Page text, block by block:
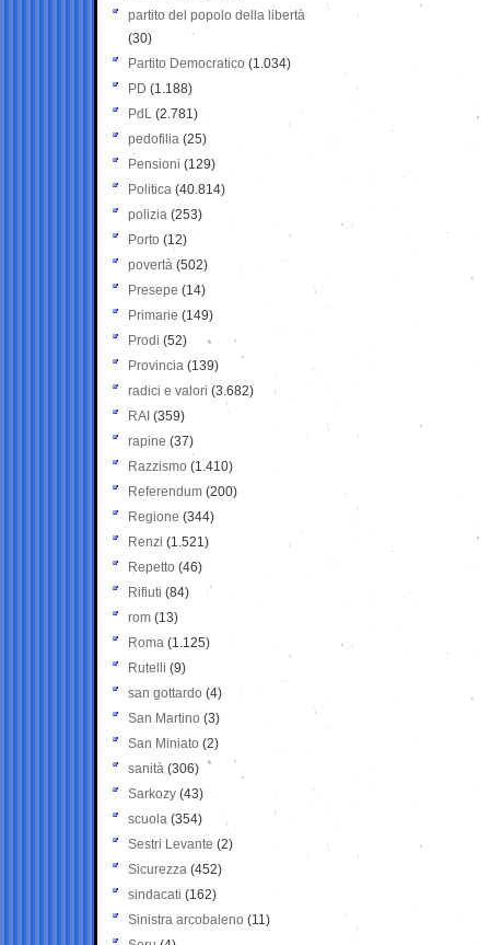
partito del popolo della libertà
(30)
Partito Democratico (1.034)
PD (1.188)
PdL (2.781)
pedofilia (25)
Pensioni (129)
Politica (40.814)
polizia (253)
Porto (12)
povertà (502)
Presepe (14)
Primarie (149)
Prodi (52)
Provincia (139)
radici e valori (3.682)
RAI (359)
rapine (37)
Razzismo (1.410)
Referendum (200)
Regione (344)
Renzi (1.521)
Repetto (46)
Rifiuti (84)
rom (13)
Roma (1.125)
Rutelli (9)
san gottardo (4)
San Martino (3)
San Miniato (2)
sanità (306)
Sarkozy (43)
scuola (354)
Sestri Levante (2)
Sicurezza (452)
sindacati (162)
Sinistra arcobaleno (11)